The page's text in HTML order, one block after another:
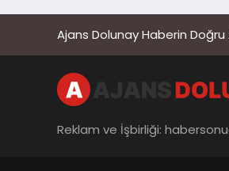
Ajans Dolunay Haberin Doğru
Reklam ve İşbirliği: